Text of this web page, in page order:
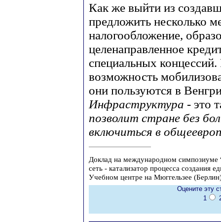
Как же выйти из
предложить несколько
налогообложение,
целенаправленное
специальных
возможность
они пользуются в
Инфраструктура - это
позволит стране без
включиться в
Доклад на международном симпозиуме
сеть - катализатор процесса создания
Учебном центре на Мюггельзее
Оцените эту
1